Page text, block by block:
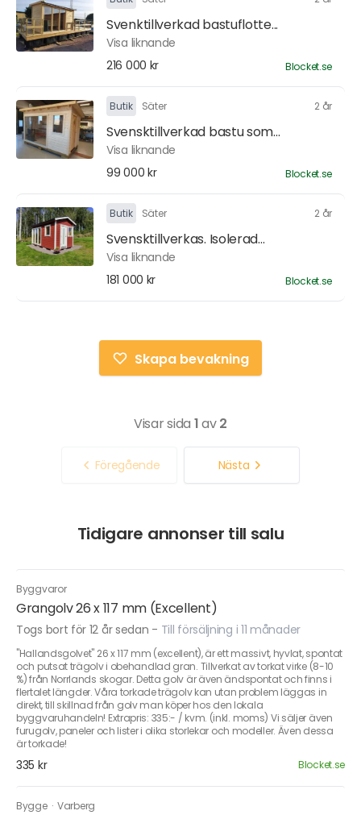
Svenktillverkad bastuflotte...
Visa liknande
216 000 kr
Blocket.se
Butik Säter 2 år
Svensktillverkad bastu som...
Visa liknande
99 000 kr
Blocket.se
Butik Säter 2 år
Svensktillverkas. Isolerad...
Visa liknande
181 000 kr
Blocket.se
Skapa bevakning
Visar sida 1av2
Föregående Nästa
Tidigare annonser till salu
Byggvaror
Grangolv 26 x 117 mm (Excellent)
Togs bort för 12 år sedan - Till försäljning i 11 månader
"Hallandsgolvet" 26 x 117 mm (excellent), är ett massivt, hyvlat, spontat
och putsat trägolv i obehandlad gran. Tillverkat av torkat virke (8-10
%) från Norrlands skogar. Detta golv är även ändspontat och finns i
flertalet längder. Våra torkade trägolv kan utan problem läggas in
direkt, till skillnad från golv man köper hos den lokala
byggvaruhandeln! Extrapris: 335:- / kvm. (inkl. moms) Vi säljer även
furugolv, paneler och lister i olika storlekar och modeller. Även dessa
är torkade!
335 kr Blocket.se
Bygge ·Varberg